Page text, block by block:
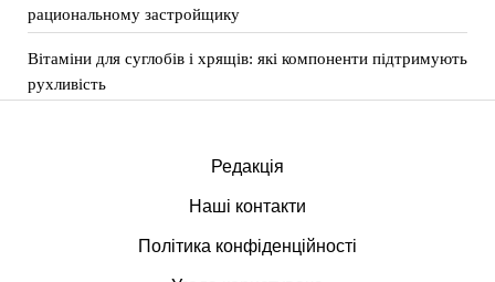
рациональному застройщику
Вітаміни для суглобів і хрящів: які компоненти підтримують
рухливість
Редакція
Наші контакти
Політика конфіденційності